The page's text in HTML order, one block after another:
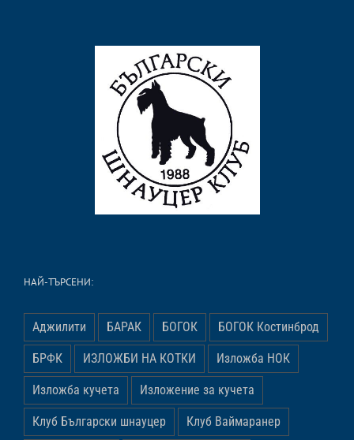
НАЙ-ТЪРСЕНИ:
Аджилити БАРАК БОГОК БОГОК Костинброд
БРФК ИЗЛОЖБИ НА КОТКИ Изложба НОК
Изложба кучета Изложение за кучета
Клуб Български шнауцер Клуб Ваймаранер